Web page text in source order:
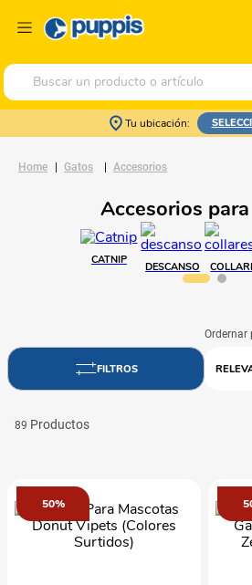
Buscar un producto o artículo
Tu ubicación:
Gatos Accesorios
Accesorios
CATNIP
DESCANSO
89
50%